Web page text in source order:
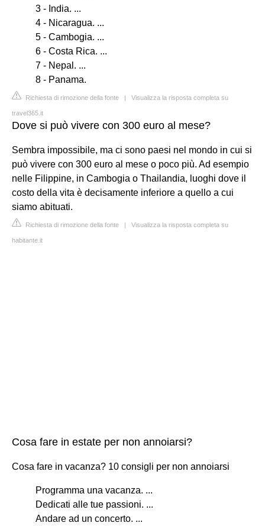
3 - India. ...
4 - Nicaragua. ...
5 - Cambogia. ...
6 - Costa Rica. ...
7 - Nepal. ...
8 - Panama.
Richiesta di rimozione della fonte | Visualizza la risposta completa su
travel365.it
Dove si può vivere con 300 euro al mese?
Sembra impossibile, ma ci sono paesi nel mondo in cui si
può vivere con 300 euro al mese o poco più. Ad esempio
nelle Filippine, in Cambogia o Thailandia, luoghi dove il
costo della vita è decisamente inferiore a quello a cui
siamo abituati.
Richiesta di rimozione della fonte | Visualizza la risposta completa su
habitante.it
Cosa fare in estate per non annoiarsi?
Cosa fare in vacanza? 10 consigli per non annoiarsi
Programma una vacanza. ...
Dedicati alle tue passioni. ...
Andare ad un concerto. ...